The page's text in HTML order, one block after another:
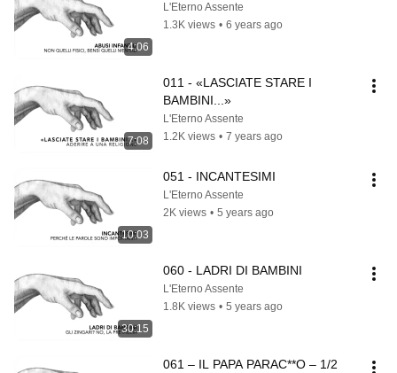
4:06
L'Eterno Assente
1.3K views • 6 years ago
7:08
011 - «LASCIATE STARE I
BAMBINI...»
L'Eterno Assente
1.2K views • 7 years ago
10:03
051 - INCANTESIMI
L'Eterno Assente
2K views • 5 years ago
30:15
060 - LADRI DI BAMBINI
L'Eterno Assente
1.8K views • 5 years ago
061 – IL PAPA PARAC**O – 1/2